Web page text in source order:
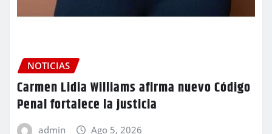
NOTICIAS
Carmen Lidia Williams afirma nuevo Código
Penal fortalece la justicia
admin Ago 5, 2026